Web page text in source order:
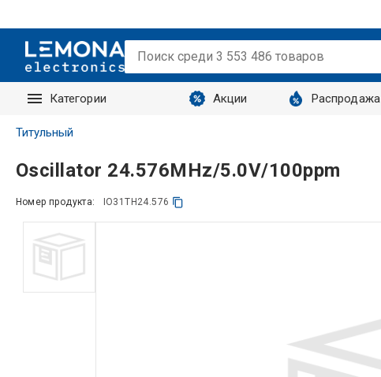
Категории Акции Распродажа
Запросы
Титульный
Oscillator 24.576MHz/5.0V/100ppm
Номер продукта: IO31TH24.576